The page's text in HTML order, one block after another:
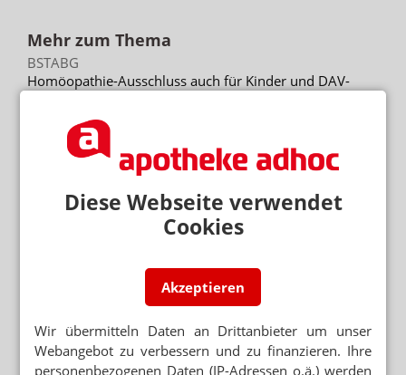
Diese Webseite verwendet
Cookies
Akzeptieren
Wir übermitteln Daten an Drittanbieter um unser
Webangebot zu verbessern und zu finanzieren. Ihre
personenbezogenen Daten (IP-Adressen o.ä.) werden
Mehr zum Thema
BSTABG
Homöopathie-Ausschluss auch für Kinder und DAV-
„GROSSHANDEL IST DIE ENTSCHEIDENDE S
CHNITTSTELLE“
Philippi besucht Alliance Healthcare
KRITIK AN ABLEHNUNG
Grünen-Politikerin verteidigt Klimaanlage auf Rezept
Mehr aus Ressort
ONLINE-TERMINBUCHUNG UND WARTEZEITEN
Terminvergabe: GKV-Patienten benachteiligt
21 BETRIEBE IN ZWEI JAHREN